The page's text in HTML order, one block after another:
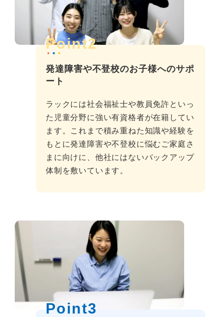
Point2
発達障害や不登校のお子様へのサポ
ート
ラックには社会福祉士や教員免許といっ
た児童分野に強い有資格者が在籍してい
ます。これまで積み重ねた知識や経験を
もとに発達障害や不登校に悩むご家庭さ
まに向けに、他社にはないバックアップ
体制を敷いています。
Point3